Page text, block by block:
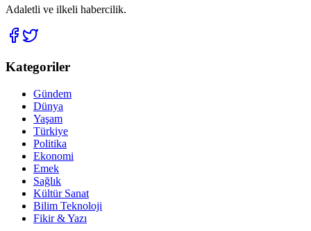
Adaletli ve ilkeli habercilik.
Kategoriler
Gündem
Dünya
Yaşam
Türkiye
Politika
Ekonomi
Emek
Sağlık
Kültür Sanat
Bilim Teknoloji
Fikir & Yazı